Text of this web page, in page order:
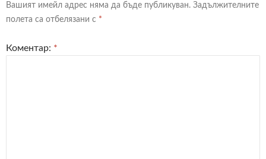
Вашият имейл адрес няма да бъде публикуван. Задължителните
полета са отбелязани с *
Коментар: *